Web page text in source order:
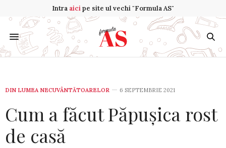
Intra aicipe site ul vechi "Formula AS"
DIN LUMEA NECUVÂNTĂTOARELOR 6 SEPTEMBRIE 2021
Cum a făcut Păpușica rost
de casă